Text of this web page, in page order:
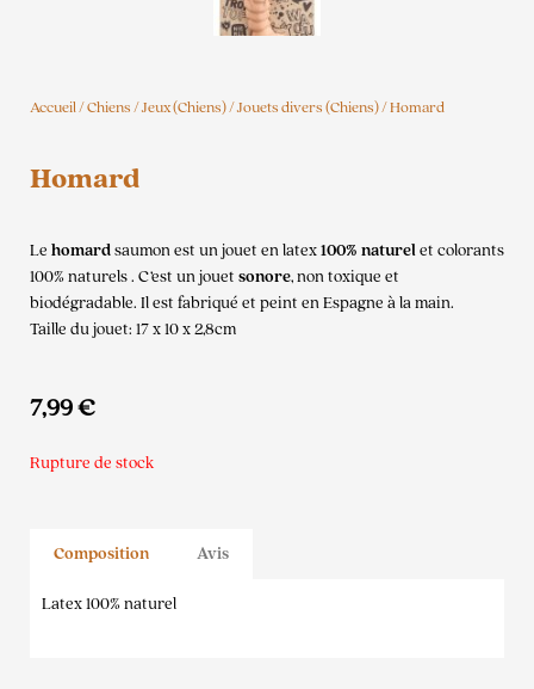
Accueil/Chiens/Jeux (Chiens)/Jouets divers (Chiens)/ Homard
Homard
Le homardsaumon est un jouet en latex100% naturelet colorants
100% naturels . C’est un jouet sonore, non toxique et
biodégradable. Il est fabriqué et peint en Espagne à la main.
Taille du jouet: 17 x 10 x 2,8cm
7,99€
Rupture de stock
Composition Avis
Latex 100% naturel